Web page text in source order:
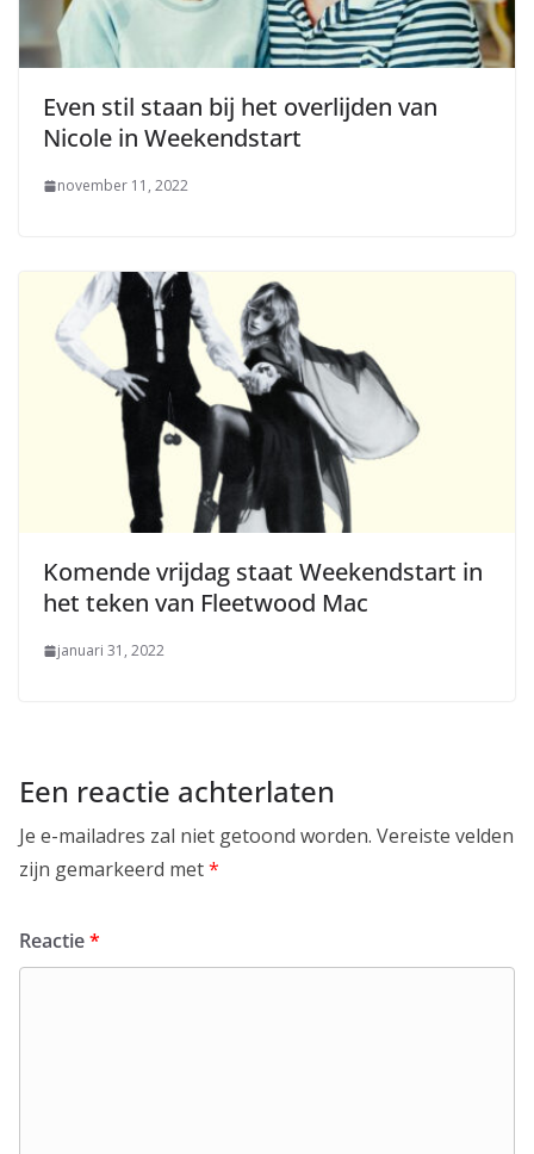
Even stil staan bij het overlijden van
Nicole in Weekendstart
november 11, 2022
Komende vrijdag staat Weekendstart in
het teken van Fleetwood Mac
januari 31, 2022
Een reactie achterlaten
Je e-mailadres zal niet getoond worden. Vereiste velden
zijn gemarkeerd met*
Reactie*